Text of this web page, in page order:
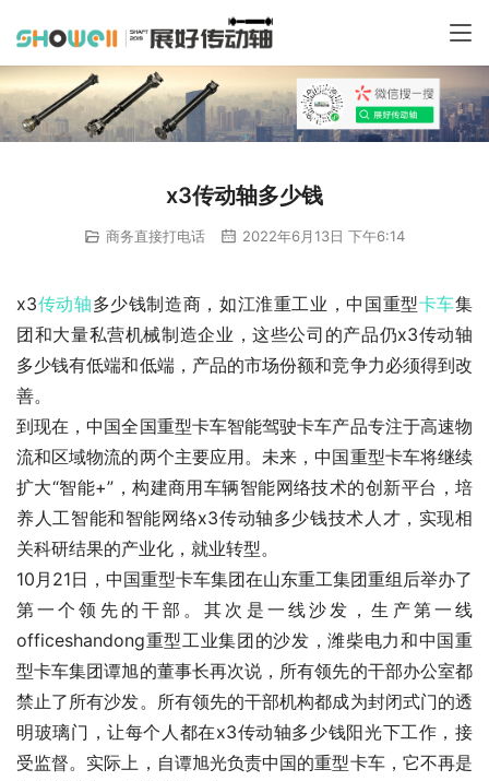
x3传动轴多少钱
商务直接打电话 2022年6月13日 下午6:14
x3传动轴多少钱制造商，如江淮重工业，中国重型卡车集
团和大量私营机械制造企业，这些公司的产品仍x3传动轴
多少钱有低端和低端，产品的市场份额和竞争力必须得到改
善。
到现在，中国全国重型卡车智能驾驶卡车产品专注于高速物
流和区域物流的两个主要应用。未来，中国重型卡车将继续
扩大“智能+”，构建商用车辆智能网络技术的创新平台，培
养人工智能和智能网络x3传动轴多少钱技术人才，实现相
关科研结果的产业化，就业转型。
10月21日，中国重型卡车集团在山东重工集团重组后举办了
第一个领先的干部。其次是一线沙发，生产第一线
officeshandong重型工业集团的沙发，潍柴电力和中国重
型卡车集团谭旭的董事长再次说，所有领先的干部办公室都
禁止了所有沙发。所有领先的干部机构都成为封闭式门的透
明玻璃门，让每个人都在x3传动轴多少钱阳光下工作，接
受监督。实际上，自谭旭光负责中国的重型卡车，它不再是